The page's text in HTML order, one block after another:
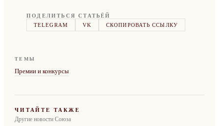
ПОДЕЛИТЬСЯ СТАТЬЁЙ
TELEGRAM
VK СКОПИРОВАТЬ ССЫЛКУ
ТЕМЫ
Премии и конкурсы
ЧИТАЙТЕ ТАКЖЕ
Другие новости Союза